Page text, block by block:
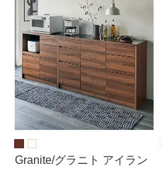
Granite/グラニト アイラン